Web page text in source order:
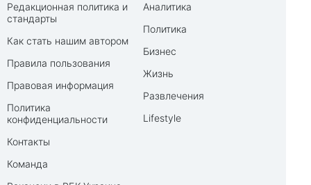
Редакционная политика и
стандарты
Как стать нашим автором
Правила пользования
Правовая информация
Политика
конфиденциальности
Контакты
Команда
Аналитика
Политика
Бизнес
Жизнь
Развлечения
Lifestyle